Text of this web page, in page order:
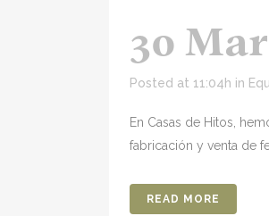
30 Mar
Posted at 11:04h in
En Casas de Hitos,
fabricación y venta de
READ MORE